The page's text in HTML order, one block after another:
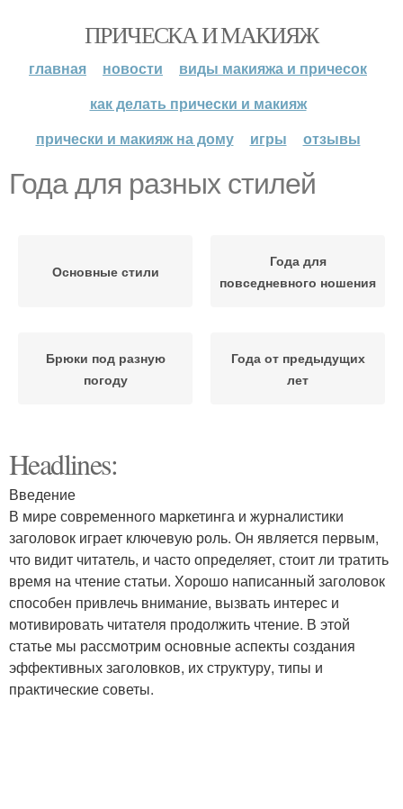
ПРИЧЕСКА И МАКИЯЖ
главная новости
виды макияжа и причесок
как делать прически и макияж
прически и макияж на дому
игры отзывы
Года для разных стилей
Основные стили
Года для
повседневного ношения
Брюки под разную
погоду
Года от предыдущих
лет
Headlines:
Введение
В мире современного маркетинга и журналистики
заголовок играет ключевую роль. Он является первым,
что видит читатель, и часто определяет, стоит ли тратить
время на чтение статьи. Хорошо написанный заголовок
способен привлечь внимание, вызвать интерес и
мотивировать читателя продолжить чтение. В этой
статье мы рассмотрим основные аспекты создания
эффективных заголовков, их структуру, типы и
практические советы.